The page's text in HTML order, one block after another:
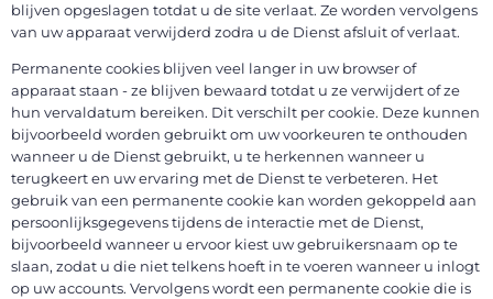
blijven opgeslagen totdat u de site verlaat. Ze worden vervolgens
van uw apparaat verwijderd zodra u de Dienst afsluit of verlaat.
Permanente cookies blijven veel langer in uw browser of
apparaat staan - ze blijven bewaard totdat u ze verwijdert of ze
hun vervaldatum bereiken. Dit verschilt per cookie. Deze kunnen
bijvoorbeeld worden gebruikt om uw voorkeuren te onthouden
wanneer u de Dienst gebruikt, u te herkennen wanneer u
terugkeert en uw ervaring met de Dienst te verbeteren. Het
gebruik van een permanente cookie kan worden gekoppeld aan
persoonlijksgegevens tijdens de interactie met de Dienst,
bijvoorbeeld wanneer u ervoor kiest uw gebruikersnaam op te
slaan, zodat u die niet telkens hoeft in te voeren wanneer u inlogt
op uw accounts. Vervolgens wordt een permanente cookie die is